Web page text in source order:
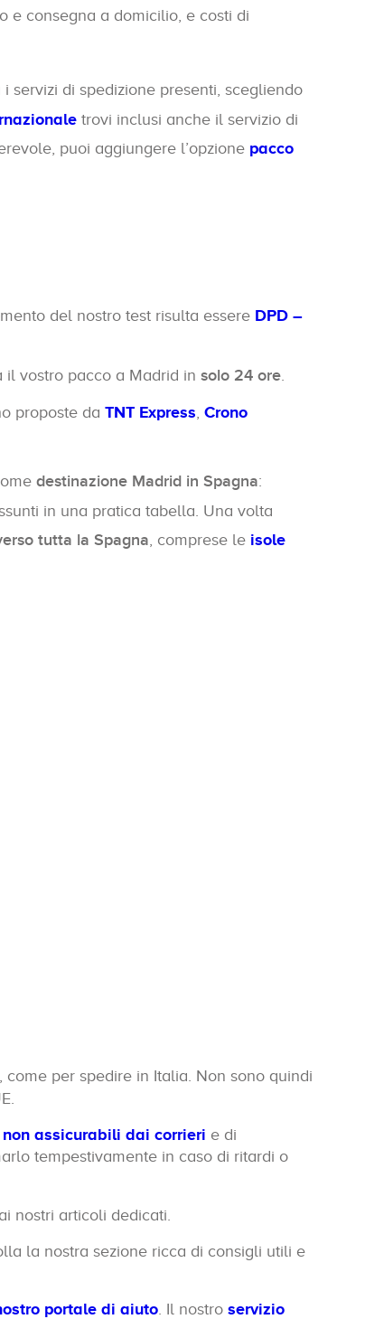
e consegna a domicilio, e costi di
servizi di spedizione presenti, scegliendo
trovi inclusi anche il servizio di
puoi aggiungere l’opzione pacco
del nostro test risulta essere DPD –
il vostro pacco a Madrid in solo 24 ore.
proposte da TNT Express, Crono
destinazione Madrid in Spagna:
in una pratica tabella. Una volta
tutta la Spagna, comprese le isole
, come per spedire in Italia. Non sono quindi
assicurabili dai corrieri e di
tempestivamente in caso di ritardi o
nostri articoli dedicati.
la nostra sezione ricca di consigli utili e
portale di aiuto. Il nostro servizio